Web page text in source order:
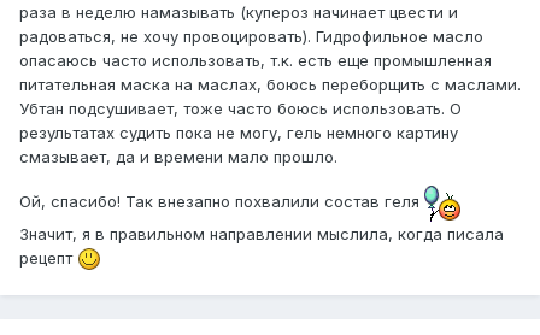
раза в неделю намазывать (купероз начинает цвести и
радоваться, не хочу провоцировать). Гидрофильное масло
опасаюсь часто использовать, т.к. есть еще промышленная
питательная маска на маслах, боюсь переборщить с маслами.
Убтан подсушивает, тоже часто боюсь использовать. О
результатах судить пока не могу, гель немного картину
смазывает, да и времени мало прошло.
Ой, спасибо! Так внезапно похвалили состав геля
Значит, я в правильном направлении мыслила, когда писала
рецепт